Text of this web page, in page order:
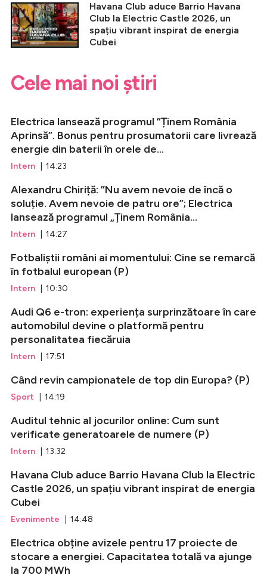
Havana Club aduce Barrio Havana
Club la Electric Castle 2026, un
spațiu vibrant inspirat de energia
Cubei
Cele mai noi știri
Electrica lansează programul ”Ținem România
Aprinsă”. Bonus pentru prosumatorii care livrează
energie din baterii în orele de...
Intern | 14:23
Alexandru Chiriță: ”Nu avem nevoie de încă o
soluție. Avem nevoie de patru ore”; Electrica
lansează programul „Ținem România...
Intern | 14:27
Fotbaliștii români ai momentului: Cine se remarcă
în fotbalul european (P)
Intern | 10:30
Audi Q6 e-tron: experiența surprinzătoare în care
automobilul devine o platformă pentru
personalitatea fiecăruia
Intern | 17:51
Când revin campionatele de top din Europa? (P)
Sport | 14:19
Auditul tehnic al jocurilor online: Cum sunt
verificate generatoarele de numere (P)
Intern | 13:32
Havana Club aduce Barrio Havana Club la Electric
Castle 2026, un spațiu vibrant inspirat de energia
Cubei
Evenimente | 14:48
Electrica obține avizele pentru 17 proiecte de
stocare a energiei. Capacitatea totală va ajunge
la 700 MWh